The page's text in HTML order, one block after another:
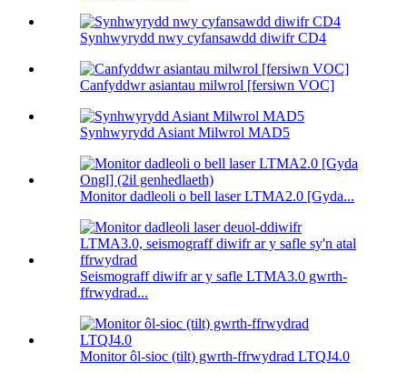
Synhwyrydd nwy cyfansawdd diwifr CD4
Canfyddwr asiantau milwrol [fersiwn VOC]
Synhwyrydd Asiant Milwrol MAD5
Monitor dadleoli o bell laser LTMA2.0 [Gyda...
Seismograff diwifr ar y safle LTMA3.0 gwrth-
ffrwydrad...
Monitor ôl-sioc (tilt) gwrth-ffrwydrad LTQJ4.0